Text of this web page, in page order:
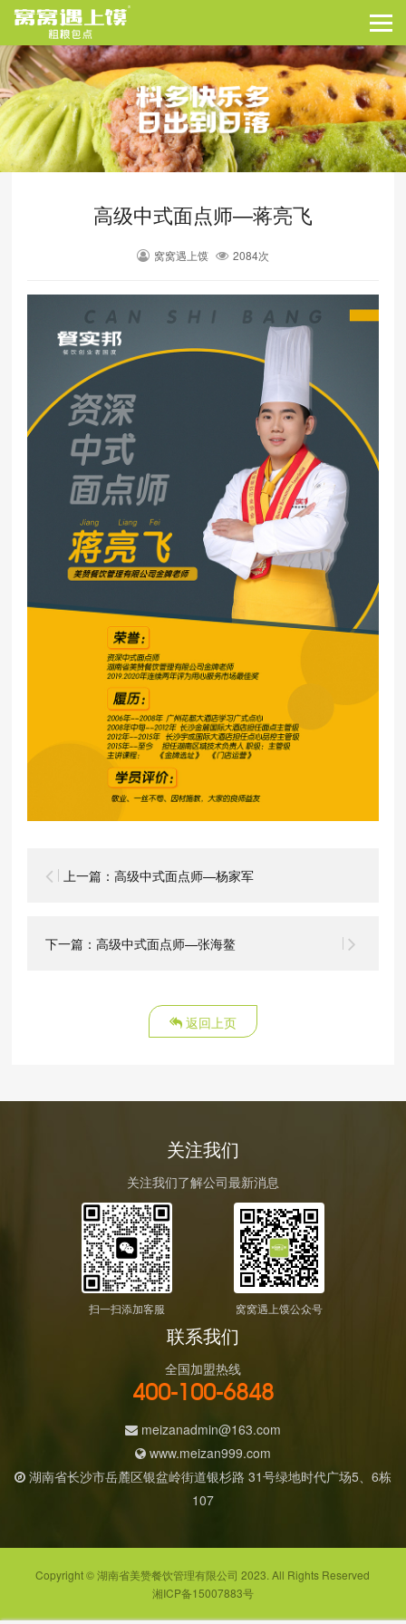
高级中式面点师—蒋亮飞
窝窝遇上馍 2084次
上一篇：高级中式面点师—杨家军
下一篇：高级中式面点师—张海鳌
返回上页
关注我们
关注我们了解公司最新消息
扫一扫添加客服 窝窝遇上馍公众号
联系我们
全国加盟热线
400-100-6848
meizanadmin@163.com
www.meizan999.com
湖南省长沙市岳麓区银盆岭街道银杉路 31号绿地时代广场5、6栋
107
Copyright © 湖南省美赞餐饮管理有限公司 2023. All Rights Reserved
湘ICP备15007883号